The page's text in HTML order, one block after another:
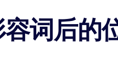
词后的